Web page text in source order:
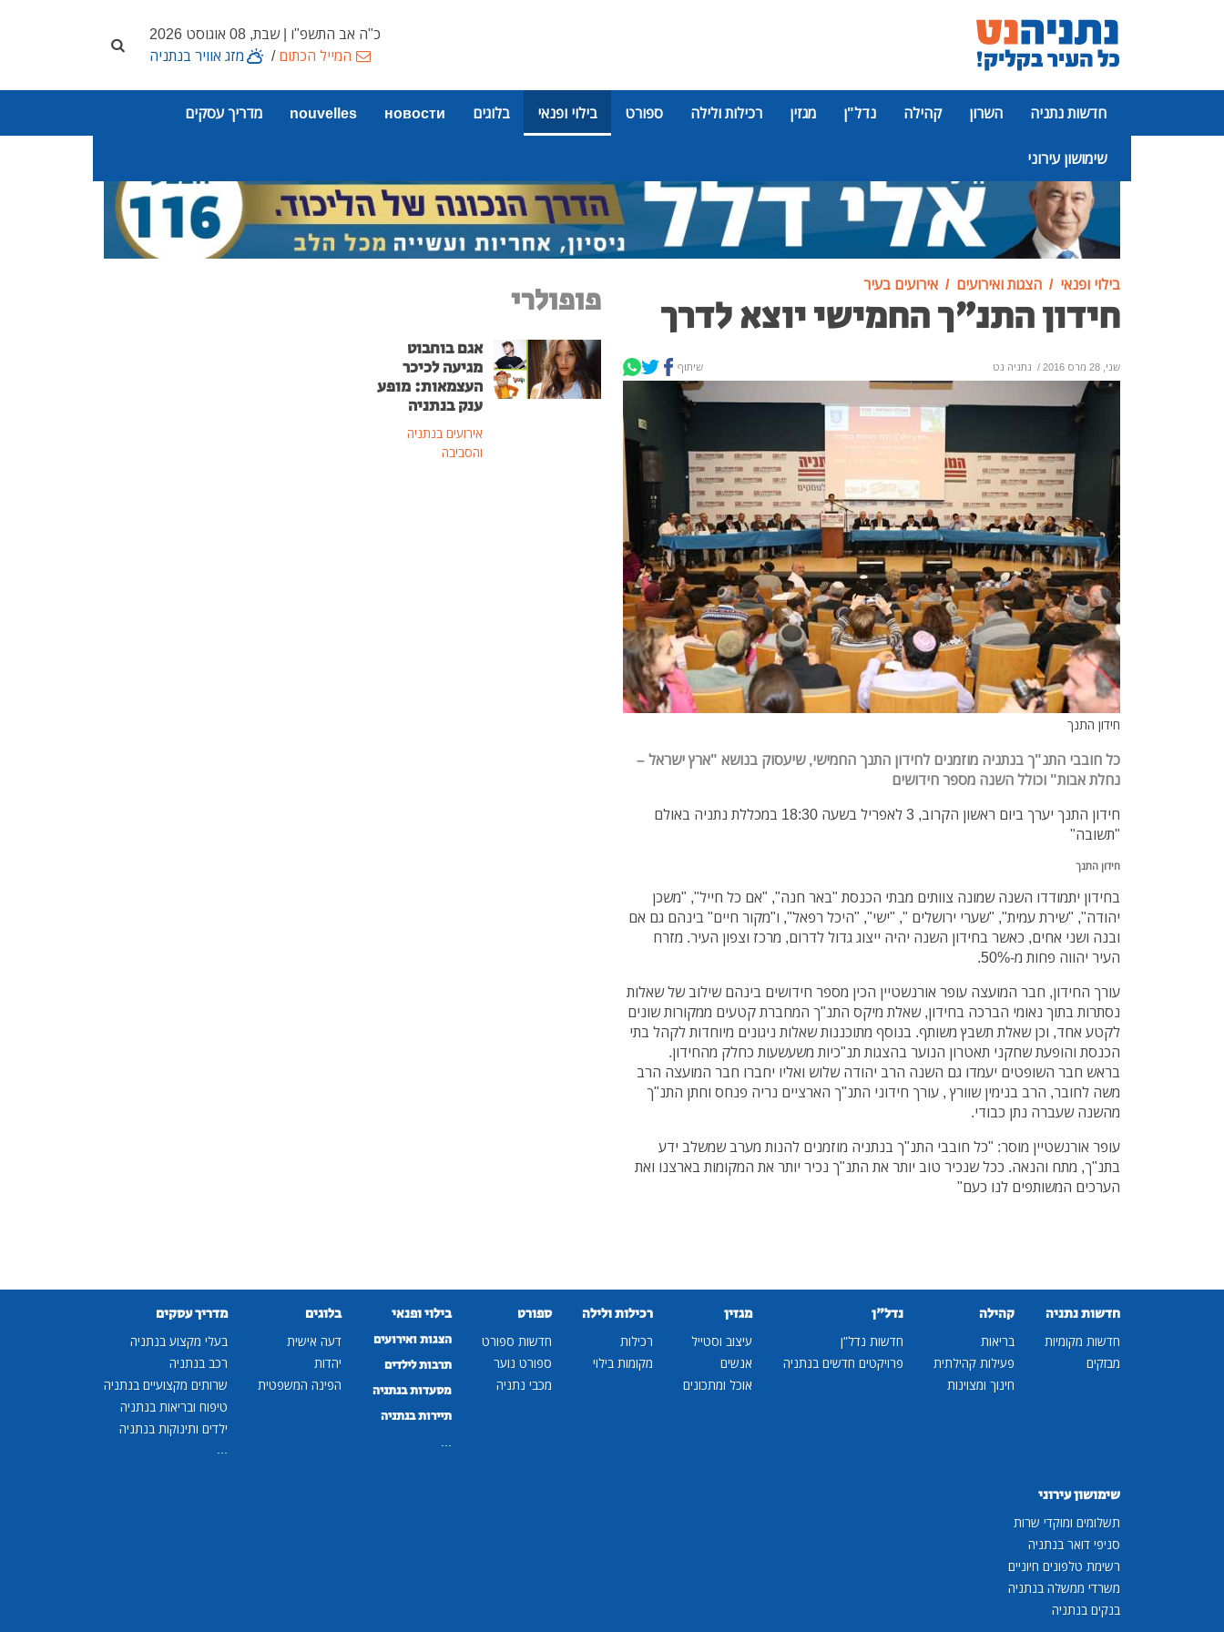
כ"ה אב התשפ"ו | שבת, 08 אוגוסט 2026
המייל הכתום/ מזג אוויר בנתניה
חדשות נתניה השרון קהילה נדל"ן מגזין רכילות ולילה ספורט בילוי ופנאי בלוגים новости
nouvelles מדריך עסקים
שימושון עירוני
פרסומת
בילוי ופנאי הצגות ואירועים אירועים בעיר
חידון התנ"ך החמישי יוצא לדרך
שני, 28 מרס 2016 / נתניה נט שיתוף
חידון התנך
כל חובבי התנ"ך בנתניה מוזמנים לחידון התנך החמישי, שיעסוק בנושא "ארץ ישראל –
נחלת אבות" וכולל השנה מספר חידושים
חידון התנך יערך ביום ראשון הקרוב, 3 לאפריל בשעה 18:30 במכללת נתניה באולם
"תשובה"
חידון התנך
בחידון יתמודדו השנה שמונה צוותים מבתי הכנסת "באר חנה", "אם כל חייל", "משכן
יהודה", "שירת עמית", "שערי ירושלים ", "ישי", "היכל רפאל", ו"מקור חיים" בינהם גם אם
ובנה ושני אחים, כאשר בחידון השנה יהיה ייצוג גדול לדרום, מרכז וצפון העיר. מזרח
העיר יהווה פחות מ-50%.
עורך החידון, חבר המועצה עופר אורנשטיין הכין מספר חידושים בינהם שילוב של שאלות
נסתרות בתוך נאומי הברכה בחידון, שאלת מיקס התנ"ך המחברת קטעים ממקורות שונים
לקטע אחד, וכן שאלת תשבץ משותף. בנוסף מתוכננות שאלות ניגונים מיוחדות לקהל בתי
הכנסת והופעת שחקני תאטרון הנוער בהצגות תנ"כיות משעשעות כחלק מהחידון.
בראש חבר השופטים יעמדו גם השנה הרב יהודה שלוש ואליו יחברו חבר המועצה הרב
משה לחובר, הרב בנימין שוורץ , עורך חידוני התנ"ך הארציים נריה פנחס וחתן התנ"ך
מהשנה שעברה נתן כבודי.
עופר אורנשטיין מוסר: "כל חובבי התנ"ך בנתניה מוזמנים להנות מערב שמשלב ידע
בתנ"ך, מתח והנאה. ככל שנכיר טוב יותר את התנ"ך נכיר יותר את המקומות בארצנו ואת
הערכים המשותפים לנו כעם"
פופולרי
אגם בוחבוט
מגיעה לכיכר
העצמאות: מופע
ענק בנתניה
אירועים בנתניה
והסביבה
חדשות נתניה
חדשות מקומיות
מבזקים
קהילה
בריאות
פעילות קהילתית
חינוך ומצוינות
נדל"ן
חדשות נדל"ן
פרויקטים חדשים בנתניה
מגזין
עיצוב וסטייל
אנשים
אוכל ומתכונים
רכילות ולילה
רכילות
מקומות בילוי
ספורט
חדשות ספורט
ספורט נוער
מכבי נתניה
בילוי ופנאי
הצגות ואירועים
תרבות לילדים
מסעדות בנתניה
תיירות בנתניה
בלוגים
דעה אישית
יהדות
הפינה המשפטית
מדריך עסקים
בעלי מקצוע בנתניה
רכב בנתניה
שרותים מקצועיים בנתניה
טיפוח ובריאות בנתניה
ילדים ותינוקות בנתניה
שימושון עירוני
תשלומים ומוקדי שרות
סניפי דואר בנתניה
רשימת טלפונים חיוניים
משרדי ממשלה בנתניה
בנקים בנתניה